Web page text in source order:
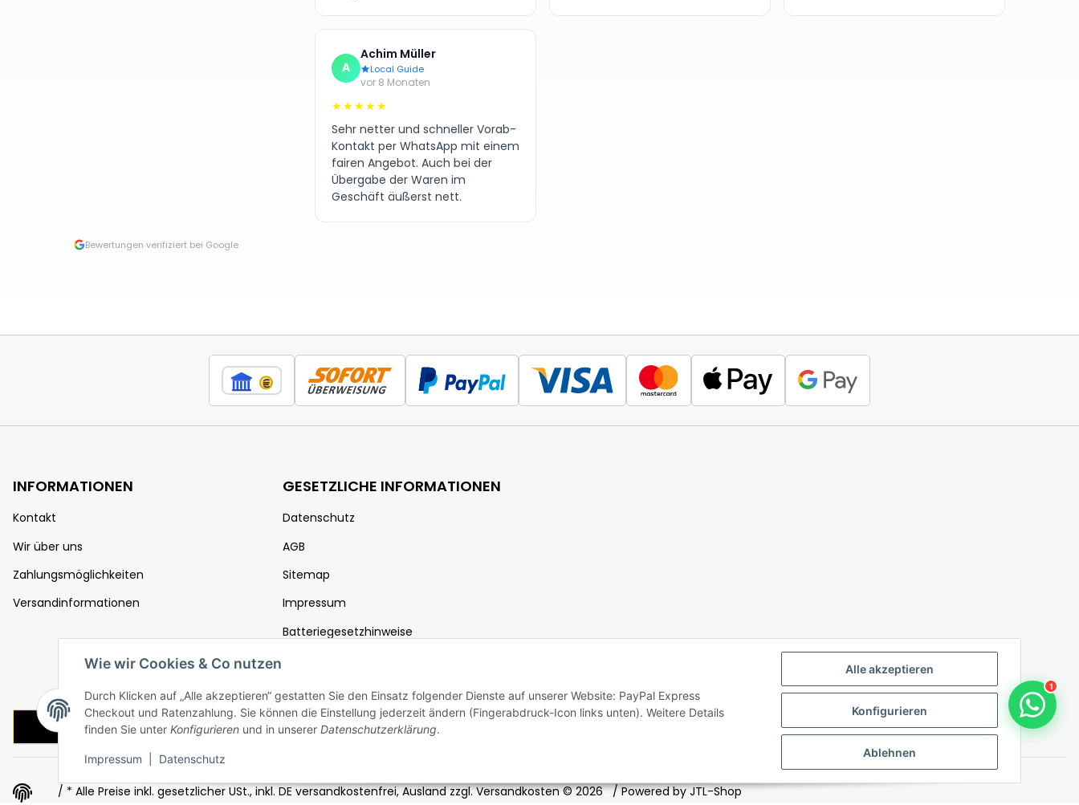
Alle akzeptieren
Konfigurieren
Ablehnen
Wie wir Cookies & Co nutzen
Durch Klicken auf „Alle akzeptieren“ gestatten Sie den Einsatz folgender Dienste auf unserer Website: PayPal Express
Checkout und Ratenzahlung. Sie können die Einstellung jederzeit ändern (Fingerabdruck-Icon links unten). Weitere Details
finden Sie unter Konfigurieren und in unserer Datenschutzerklärung.
Impressum Datenschutz
1
A
Achim Müller
Local Guide
vor 8 Monaten
★★★★★
Sehr netter und schneller Vorab-
Kontakt per WhatsApp mit einem
fairen Angebot. Auch bei der
Übergabe der Waren im
Geschäft äußerst nett.
Bewertungen verifiziert bei Google
INFORMATIONEN
Kontakt
Wir über uns
Zahlungsmöglichkeiten
Versandinformationen
GESETZLICHE INFORMATIONEN
Datenschutz
AGB
Sitemap
Impressum
Batteriegesetzhinweise
Vertrag widerrufen
/ * Alle Preise inkl. gesetzlicher USt., inkl.DE versandkostenfrei, Ausland zzgl. Versandkosten © 2026 / Powered byJTL-Shop